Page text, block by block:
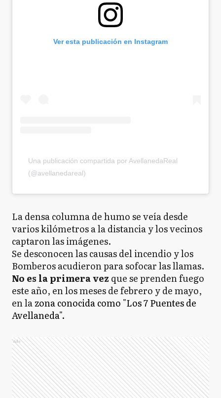
Ver esta publicación en Instagram
Una publicación compartida por AvellanedaReal
(@avellanedareal)
La densa columna de humo se veía desde
varios kilómetros a la distancia y los vecinos
captaron las imágenes.
Se desconocen las causas del incendio y los
Bomberos acudieron para sofocar las llamas.
No es la primera vez que se prenden fuego
este año, en los meses de febrero y de mayo,
en lazona conocida como "Los 7 Puentes de
Avellaneda".
Ads